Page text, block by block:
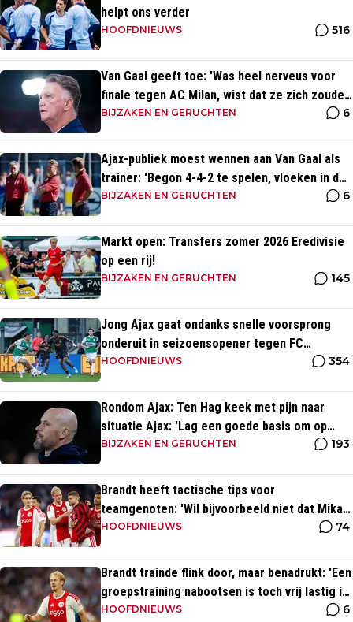
helpt ons verder
HOOFDNIEUWS 516
Van Gaal geeft toe: 'Was heel nerveus voor
finale tegen AC Milan, wist dat ze zich zouden
aanpassen'
BIJZAKEN EN GERUCHTEN 6
Ajax-publiek moest wennen aan Van Gaal als
trainer: 'Begon 4-4-2 te spelen, vloeken in de
kerk'
BIJZAKEN EN GERUCHTEN 6
Markt open: Transfers zomer 2026 Eredivisie
op een rij!
BIJZAKEN EN GERUCHTEN 145
Jong Ajax gaat ondanks snelle voorsprong
onderuit in seizoensopener tegen FC
Dordrecht
HOOFDNIEUWS 354
Rondom Ajax: Ten Hag keek met pijn naar
situatie Ajax: 'Lag een goede basis om op
voort te borduren'
BIJZAKEN EN GERUCHTEN 193
Brandt heeft tactische tips voor
teamgenoten: 'Wil bijvoorbeeld niet dat Mika
te veel naar binnen komt'
HOOFDNIEUWS 74
Brandt trainde flink door, maar benadrukt: 'Een
groepstraining nabootsen is toch vrij lastig in
je eentje'
HOOFDNIEUWS 6